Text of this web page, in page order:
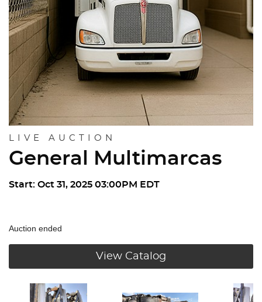
LIVE AUCTION
General Multimarcas
Start: Oct 31, 2025 03:00PM EDT
Auction ended
View Catalog